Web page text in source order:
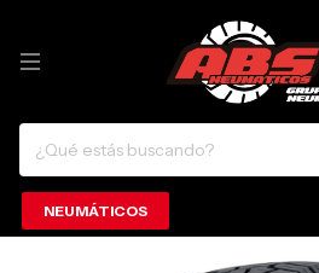
NEUMÁTICOS